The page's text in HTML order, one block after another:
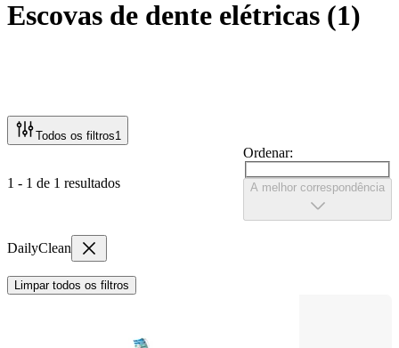
Escovas de dente elétricas (1)
Todos os filtros1
1 - 1 de 1 resultados
Ordenar:
A melhor correspondência
DailyClean
Limpar todos os filtros